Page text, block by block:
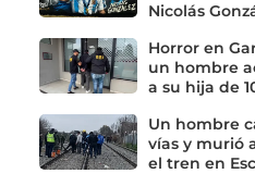
Nicolás
Horror en
un hombre
a su hija de
Un hombre
vías y murió
el tren en